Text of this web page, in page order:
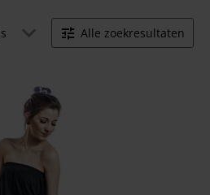
Alle zoekresultaten